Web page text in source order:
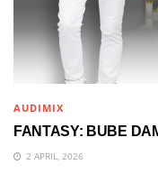
AUDIMIX
FANTASY: BUBE
2 APRIL, 2026